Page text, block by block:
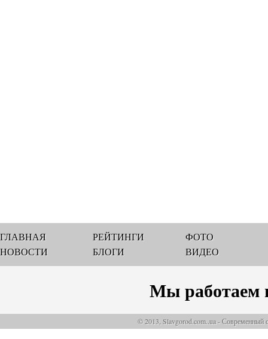
ГЛАВНАЯ
НОВОСТИ
РЕЙТИНГИ
БЛОГИ
ФОТО
ВИДЕО
Мы работаем
© 2013, Slavgorod.com..ua - Современный